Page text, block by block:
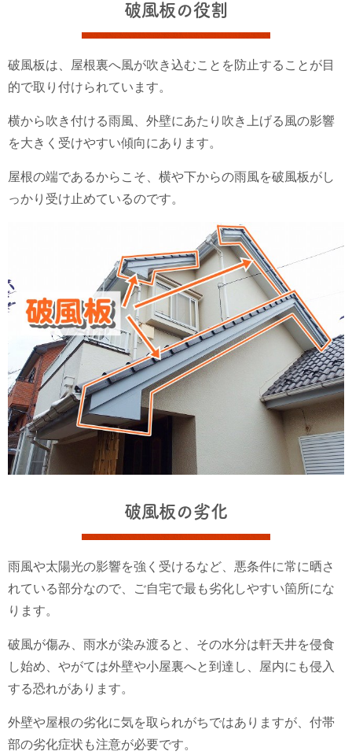
破風板の役割
破風板は、屋根裏へ風が吹き込むことを防止することが目
的で取り付けられています。
横から吹き付ける雨風、外壁にあたり吹き上げる風の影響
を大きく受けやすい傾向にあります。
屋根の端であるからこそ、横や下からの雨風を破風板がし
っかり受け止めているのです。
破風板の劣化
雨風や太陽光の影響を強く受けるなど、悪条件に常に晒さ
れている部分なので、ご自宅で最も劣化しやすい箇所にな
ります。
破風が傷み、雨水が染み渡ると、その水分は軒天井を侵食
し始め、やがては外壁や小屋裏へと到達し、屋内にも侵入
する恐れがあります。
外壁や屋根の劣化に気を取られがちではありますが、付帯
部の劣化症状も注意が必要です。